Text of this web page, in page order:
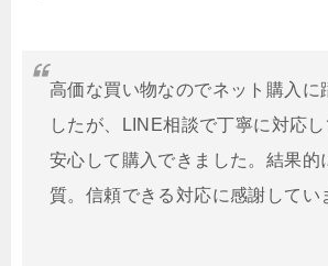
高価な買い物なのでネット購入に
したが、LINE相談で丁寧に対応し
安心して購入できました。結果的
質。信頼できる対応に感謝してい